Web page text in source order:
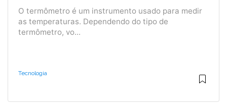
O termômetro é um instrumento usado para medir
as temperaturas. Dependendo do tipo de
termômetro, vo...
Tecnologia